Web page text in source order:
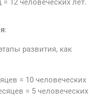
12 человеческих лет.
:
развития, как
= 10 человеческих
= 5 человеческих